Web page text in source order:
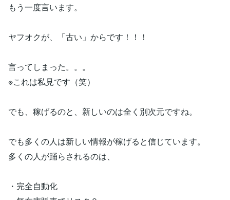
もう一度言います。
ヤフオクが、「古い」からです！！！
言ってしまった。。。
※これは私見です（笑）
でも、稼げるのと、新しいのは全く別次元ですね。
でも多くの人は新しい情報が稼げると信じています。
多くの人が踊らされるのは、
・完全自動化